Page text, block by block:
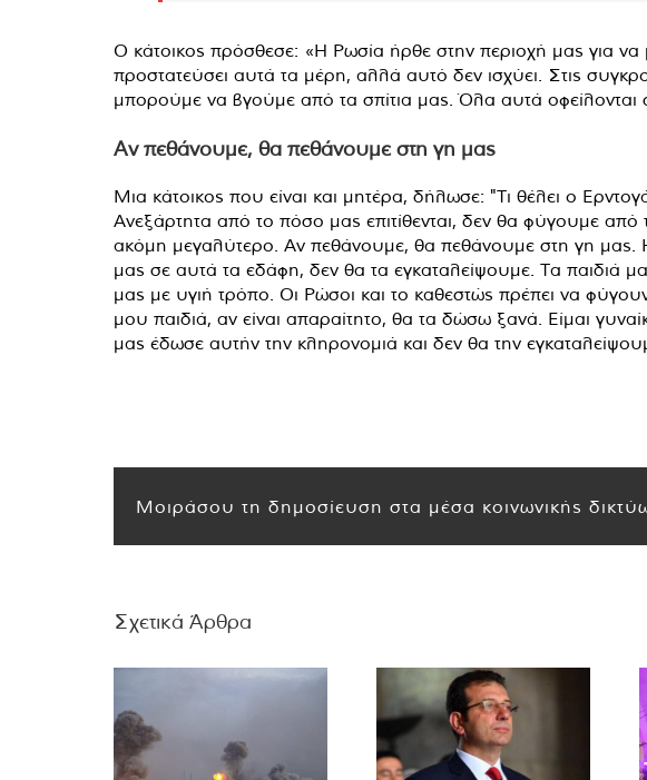
Ο κάτοικος πρόσθεσε: «Η Ρωσία ήρθε στην περιοχή μας για
προστατεύσει αυτά τα μέρη, αλλά αυτό δεν ισχύει. Στις
μπορούμε να βγούμε από τα σπίτια μας. Όλα αυτά
Αν πεθάνουμε, θα πεθάνουμε στη γη μας
Μια κάτοικος που είναι και μητέρα, δήλωσε: "Τι θέλει ο
Ανεξάρτητα από το πόσο μας επιτίθενται, δεν θα φύγουμε
ακόμη μεγαλύτερο. Αν πεθάνουμε, θα πεθάνουμε στη γη
μας σε αυτά τα εδάφη, δεν θα τα εγκαταλείψουμε. Τα παιδιά
μας με υγιή τρόπο. Οι Ρώσοι και το καθεστώς πρέπει να
μου παιδιά, αν είναι απαραίτητο, θα τα δώσω ξανά. Είμαι
μας έδωσε αυτήν την κληρονομιά και δεν θα την
Μοιράσου τη δημοσίευση στα μέσα κοινωνικής
Σχετικά Άρθρα